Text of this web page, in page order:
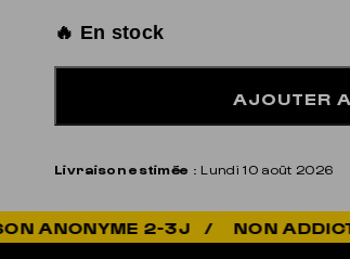
🔥 En stock
AJOUTER
Livraison estimée : Lundi 10 août 2026
NON ADDICTIF / 100%